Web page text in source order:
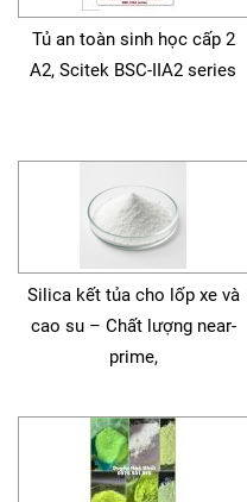
Tủ an toàn sinh học cấp 2
A2, Scitek BSC-IIA2 series
Silica kết tủa cho lốp xe và
cao su – Chất lượng near-
prime,